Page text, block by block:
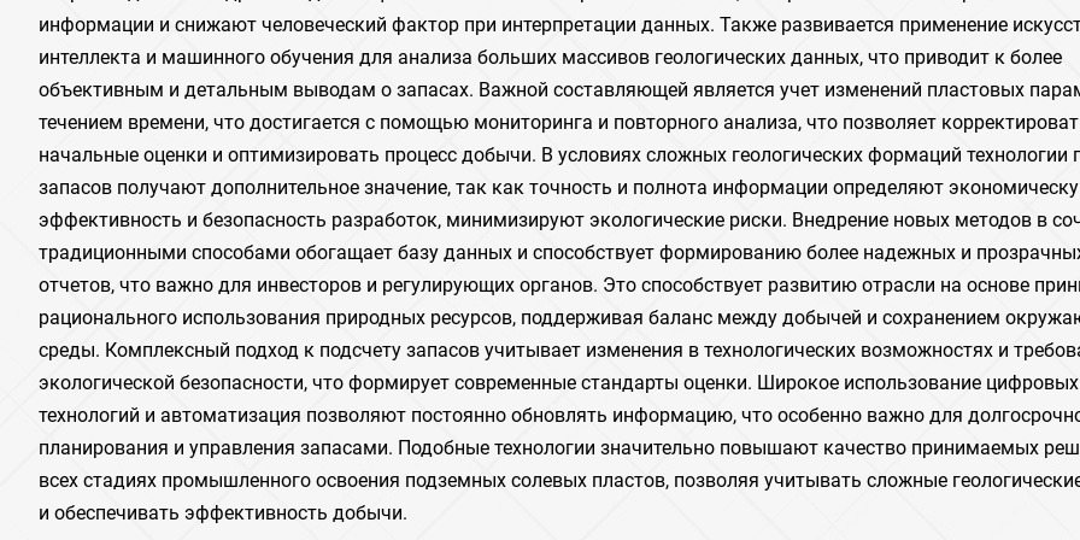
информации и снижают человеческий фактор при интерпретации данных. Также развивается применение
интеллекта и машинного обучения для анализа больших массивов геологических данных, что приводит к более
объективным и детальным выводам о запасах. Важной составляющей является учет изменений пластовых
течением времени, что достигается с помощью мониторинга и повторного анализа, что позволяет
начальные оценки и оптимизировать процесс добычи. В условиях сложных геологических формаций технологии
запасов получают дополнительное значение, так как точность и полнота информации определяют
эффективность и безопасность разработок, минимизируют экологические риски. Внедрение новых методов в
традиционными способами обогащает базу данных и способствует формированию более надежных и
отчетов, что важно для инвесторов и регулирующих органов. Это способствует развитию отрасли на основе
рационального использования природных ресурсов, поддерживая баланс между добычей и сохранением
среды. Комплексный подход к подсчету запасов учитывает изменения в технологических возможностях и
экологической безопасности, что формирует современные стандарты оценки. Широкое использование цифровых
технологий и автоматизация позволяют постоянно обновлять информацию, что особенно важно для
планирования и управления запасами. Подобные технологии значительно повышают качество принимаемых
всех стадиях промышленного освоения подземных солевых пластов, позволяя учитывать сложные
и обеспечивать эффективность добычи.